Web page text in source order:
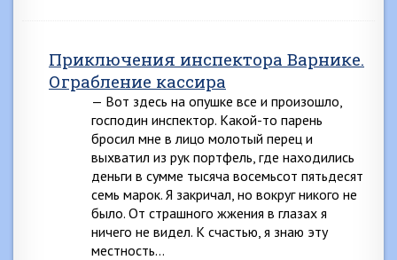
Приключения инспектора Варнике.
Ограбление кассира
— Вот здесь на опушке все и произошло,
господин инспектор. Какой-то парень
бросил мне в лицо молотый перец и
выхватил из рук портфель, где находились
деньги в сумме тысяча восемьсот пятьдесят
семь марок. Я закричал, но вокруг никого не
было. От страшного жжения в глазах я
ничего не видел. К счастью, я знаю эту
местность…